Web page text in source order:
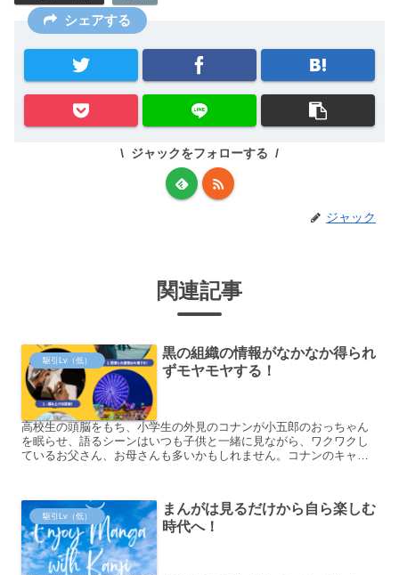
シェアする
ジャックをフォローする
ジャック
関連記事
駆引Lv（低）
黒の組織の情報がなかなか得られ
ずモヤモヤする！
高校生の頭脳をもち、小学生の外見のコナンが小五郎のおっちゃん
を眠らせ、語るシーンはいつも子供と一緒に見ながら、ワクワクし
ているお父さん、お母さんも多いかもしれません。コナンのキャラ
駆引Lv（低）
まんがは見るだけから自ら楽しむ
時代へ！